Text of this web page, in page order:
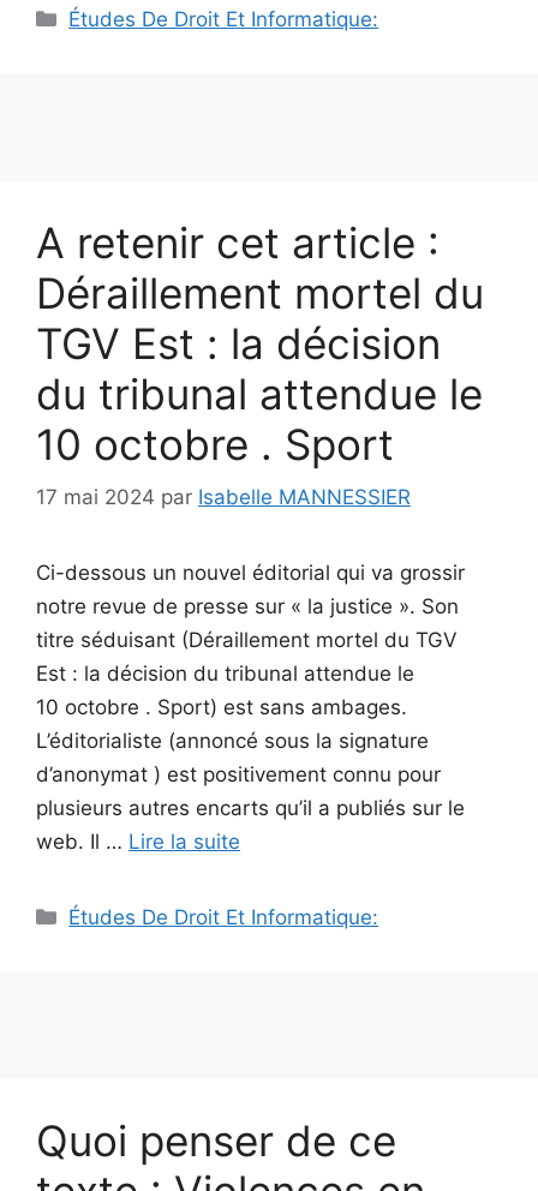
Catégories
Études De Droit Et Informatique:
A retenir cet article :
Déraillement mortel du
TGV Est : la décision
du tribunal attendue le
10 octobre . Sport
17 mai 2024 par Isabelle MANNESSIER
Ci-dessous un nouvel éditorial qui va grossir
notre revue de presse sur « la justice ». Son
titre séduisant (Déraillement mortel du TGV
Est : la décision du tribunal attendue le
10 octobre . Sport) est sans ambages.
L’éditorialiste (annoncé sous la signature
d’anonymat ) est positivement connu pour
plusieurs autres encarts qu’il a publiés sur le
web. Il … Lire la suite
Catégories
Études De Droit Et Informatique:
Quoi penser de ce